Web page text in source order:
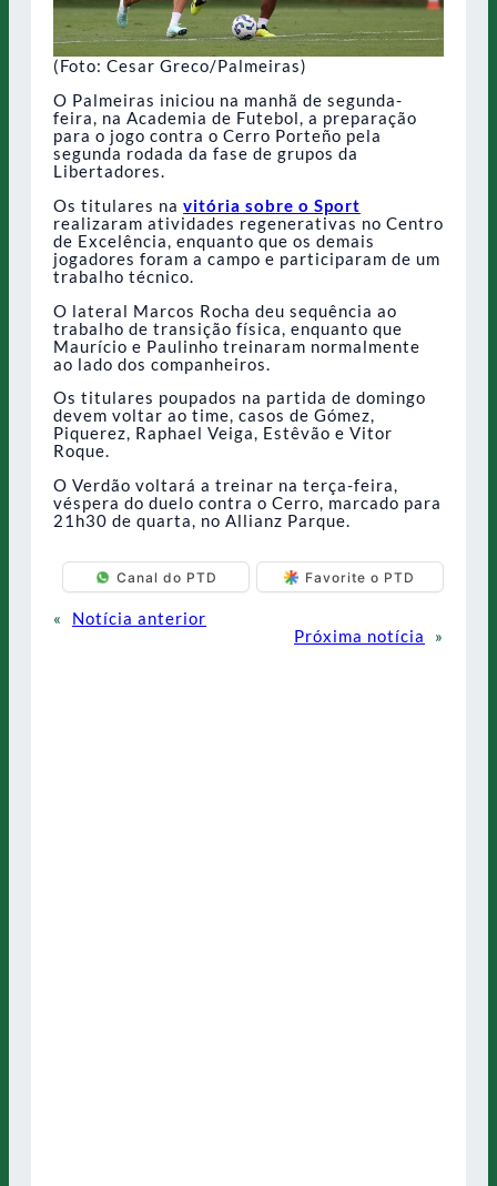
(Foto: Cesar Greco/Palmeiras)
O Palmeiras iniciou na manhã de segunda-
feira, na Academia de Futebol, a preparação
para o jogo contra o Cerro Porteño pela
segunda rodada da fase de grupos da
Libertadores.
Os titulares na vitória sobre o Sport
realizaram atividades regenerativas no Centro
de Excelência, enquanto que os demais
jogadores foram a campo e participaram de um
trabalho técnico.
O lateral Marcos Rocha deu sequência ao
trabalho de transição física, enquanto que
Maurício e Paulinho treinaram normalmente
ao lado dos companheiros.
Os titulares poupados na partida de domingo
devem voltar ao time, casos de Gómez,
Piquerez, Raphael Veiga, Estêvão e Vitor
Roque.
O Verdão voltará a treinar na terça-feira,
véspera do duelo contra o Cerro, marcado para
21h30 de quarta, no Allianz Parque.
Canal do PTD Favorite o PTD
«
Notícia anterior
Próxima notícia
»